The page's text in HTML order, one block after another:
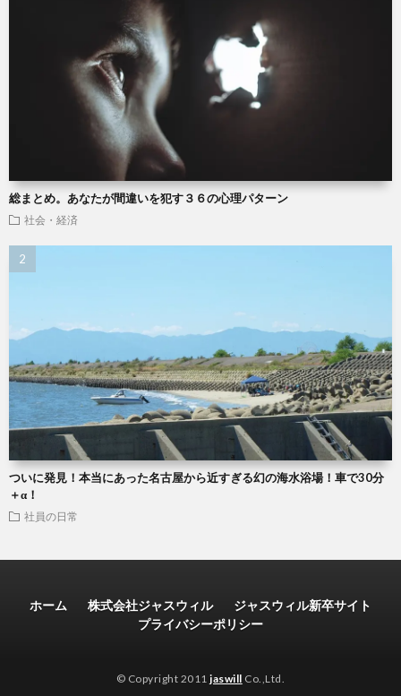
総まとめ。あなたが間違いを犯す３６の心理パターン
社会・経済
ついに発見！本当にあった名古屋から近すぎる幻の海水浴場！車で30分
＋α！
社員の日常
ホーム 株式会社ジャスウィル
ジャスウィル新卒サイト
プライバシーポリシー
© Copyright 2011jaswill Co.,Ltd.